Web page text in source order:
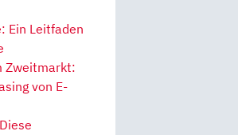
Ein Leitfaden
Zweitmarkt:
von E-